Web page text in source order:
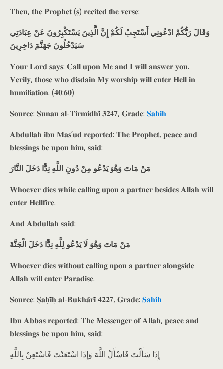
𝐓𝐡𝐞𝐧, 𝐭𝐡𝐞 𝐏𝐫𝐨𝐩𝐡𝐞𝐭 (𝐬̣) 𝐫𝐞𝐜𝐢𝐭𝐞𝐝 𝐭𝐡𝐞 𝐯𝐞𝐫𝐬𝐞:
وَقَالَ رَبُّكُمْ ادْعُونِي أَسْتَجِبْ لَكُمْ إِنَّ الَّذِينَ يَسْتَكْبِرُونَ عَنْ عِبَادَتِي
سَيَدْخُلُونَ جَهَنَّمَ دَاخِرِينَ
𝐘𝐨𝐮𝐫 𝐋𝐨𝐫𝐝 𝐬𝐚𝐲𝐬: 𝐂𝐚𝐥𝐥 𝐮𝐩𝐨𝐧 𝐌𝐞 𝐚𝐧𝐝 𝐈 𝐰𝐢𝐥𝐥 𝐚𝐧𝐬𝐰𝐞𝐫 𝐲𝐨𝐮.
𝐕𝐞𝐫𝐢𝐥𝐲, 𝐭𝐡𝐨𝐬𝐞 𝐰𝐡𝐨 𝐝𝐢𝐬𝐝𝐚𝐢𝐧 𝐌𝐲 𝐰𝐨𝐫𝐬𝐡𝐢𝐩 𝐰𝐢𝐥𝐥 𝐞𝐧𝐭𝐞𝐫 𝐇𝐞𝐥𝐥 𝐢𝐧
𝐡𝐮𝐦𝐢𝐥𝐢𝐚𝐭𝐢𝐨𝐧. (𝟒𝟎:𝟔𝟎)
𝐒𝐨𝐮𝐫𝐜𝐞: 𝐒𝐮𝐧𝐚𝐧 𝐚𝐥-𝐓𝐢𝐫𝐦𝐢𝐝𝐡𝐢̄ 𝟑𝟐𝟒𝟕, 𝐆𝐫𝐚𝐝𝐞: 𝐒𝐚𝐡𝐢𝐡
𝐀𝐛𝐝𝐮𝐥𝐥𝐚𝐡 𝐢𝐛𝐧 𝐌𝐚𝐬’𝐮𝐝 𝐫𝐞𝐩𝐨𝐫𝐭𝐞𝐝: 𝐓𝐡𝐞 𝐏𝐫𝐨𝐩𝐡𝐞𝐭, 𝐩𝐞𝐚𝐜𝐞 𝐚𝐧𝐝
𝐛𝐥𝐞𝐬𝐬𝐢𝐧𝐠𝐬 𝐛𝐞 𝐮𝐩𝐨𝐧 𝐡𝐢𝐦, 𝐬𝐚𝐢𝐝:
مَنْ مَاتَ وَهْوَ يَدْعُو مِنْ دُونِ اللَّهِ نِدًّا دَخَلَ النَّارَ
𝐖𝐡𝐨𝐞𝐯𝐞𝐫 𝐝𝐢𝐞𝐬 𝐰𝐡𝐢𝐥𝐞 𝐜𝐚𝐥𝐥𝐢𝐧𝐠 𝐮𝐩𝐨𝐧 𝐚 𝐩𝐚𝐫𝐭𝐧𝐞𝐫 𝐛𝐞𝐬𝐢𝐝𝐞𝐬 𝐀𝐥𝐥𝐚𝐡 𝐰𝐢𝐥𝐥
𝐞𝐧𝐭𝐞𝐫 𝐇𝐞𝐥𝐥𝐟𝐢𝐫𝐞.
𝐀𝐧𝐝 𝐀𝐛𝐝𝐮𝐥𝐥𝐚𝐡 𝐬𝐚𝐢𝐝:
مَنْ مَاتَ وَهْوَ لَا يَدْعُو لِلَّهِ نِدًّا دَخَلَ الْجَنَّةَ
𝐖𝐡𝐨𝐞𝐯𝐞𝐫 𝐝𝐢𝐞𝐬 𝐰𝐢𝐭𝐡𝐨𝐮𝐭 𝐜𝐚𝐥𝐥𝐢𝐧𝐠 𝐮𝐩𝐨𝐧 𝐚 𝐩𝐚𝐫𝐭𝐧𝐞𝐫 𝐚𝐥𝐨𝐧𝐠𝐬𝐢𝐝𝐞
𝐀𝐥𝐥𝐚𝐡 𝐰𝐢𝐥𝐥 𝐞𝐧𝐭𝐞𝐫 𝐏𝐚𝐫𝐚𝐝𝐢𝐬𝐞.
𝐒𝐨𝐮𝐫𝐜𝐞: 𝐒̣𝐚𝐡̣𝐢̄𝐡̣ 𝐚𝐥-𝐁𝐮𝐤𝐡𝐚̄𝐫𝐢̄ 𝟒𝟐𝟐𝟕, 𝐆𝐫𝐚𝐝𝐞: 𝐒𝐚𝐡𝐢𝐡
𝐈𝐛𝐧 𝐀𝐛𝐛𝐚𝐬 𝐫𝐞𝐩𝐨𝐫𝐭𝐞𝐝: 𝐓𝐡𝐞 𝐌𝐞𝐬𝐬𝐞𝐧𝐠𝐞𝐫 𝐨𝐟 𝐀𝐥𝐥𝐚𝐡, 𝐩𝐞𝐚𝐜𝐞 𝐚𝐧𝐝
𝐛𝐥𝐞𝐬𝐬𝐢𝐧𝐠𝐬 𝐛𝐞 𝐮𝐩𝐨𝐧 𝐡𝐢𝐦, 𝐬𝐚𝐢𝐝:
إِذَا سَأَلْتَ فَاسْأَلْ اللَّهَ وَإِذَا اسْتَعَنْتَ فَاسْتَعِنْ بِاللَّهِ